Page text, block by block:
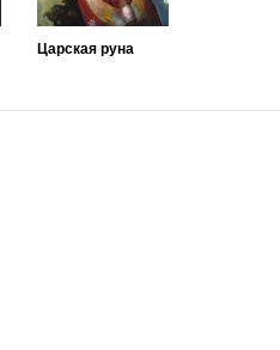
Царская руна